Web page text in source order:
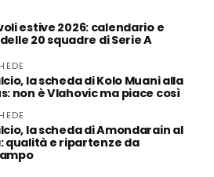
estive 2026: calendario e
20 squadre di Serie A
la scheda di Kolo Muani alla
non è Vlahovic ma piace così
la scheda di Amondarain al
qualità e ripartenze da